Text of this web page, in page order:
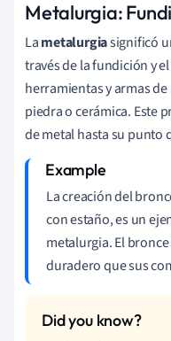
Metalurgia:
Lametalurgiasignificó
través de la fundición y
herramientas y armas
piedra o cerámica. Este
de metal hasta su punto
La creación del
con estaño, es un
metalurgia. El
duradero que sus